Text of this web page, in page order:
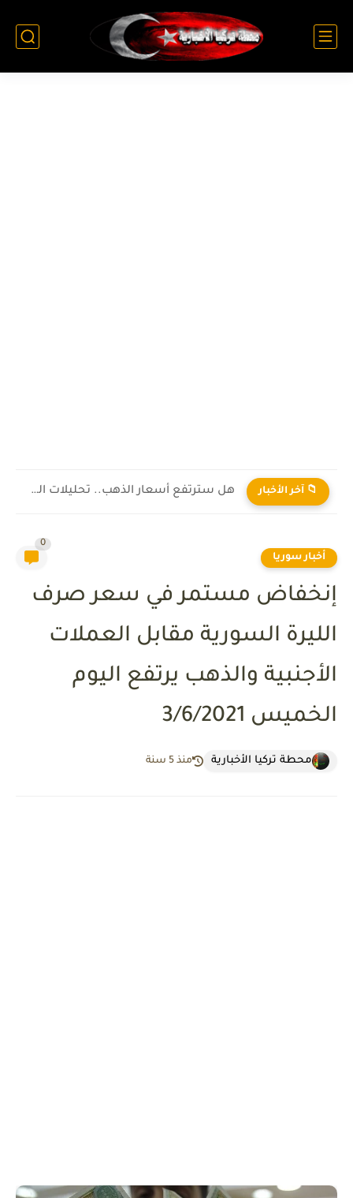
📁 آخر الأخبار هل سترتفع أسعار الذهب.. تحليلات الخبراء
أخبار سوريا
0
إنخفاض مستمر في سعر صرف
الليرة السورية مقابل العملات
الأجنبية والذهب يرتفع اليوم
الخميس 3/6/2021
محطة تركيا الأخبارية منذ 5 سنة